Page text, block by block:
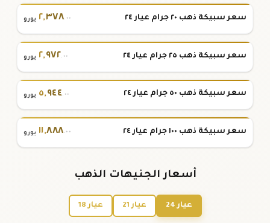
سعر سبيكة ذهب ٢٠ جرام عيار ٢٤ ٢,٣٧٨.٠٠ يورو
سعر سبيكة ذهب ٢٥ جرام عيار ٢٤ ٢,٩٧٢.٠٠ يورو
سعر سبيكة ذهب ٥٠ جرام عيار ٢٤ ٥,٩٤٤.٠٠ يورو
سعر سبيكة ذهب ١٠٠ جرام عيار ٢٤ ١١,٨٨٨.٠٠ يورو
أسعار الجنيهات الذهب
عيار 24 عيار 21 عيار 18